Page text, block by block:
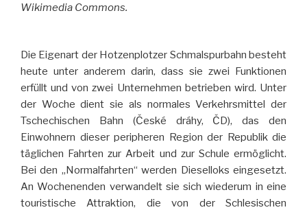
Wikimedia Commons.
Die Eigenart der Hotzenplotzer Schmalspurbahn besteht
heute unter anderem darin, dass sie zwei Funktionen
erfüllt und von zwei Unternehmen betrieben wird. Unter
der Woche dient sie als normales Verkehrsmittel der
Tschechischen Bahn (České dráhy, ČD), das den
Einwohnern dieser peripheren Region der Republik die
täglichen Fahrten zur Arbeit und zur Schule ermöglicht.
Bei den „Normalfahrten“ werden Dieselloks eingesetzt.
An Wochenenden verwandelt sie sich wiederum in eine
touristische Attraktion, die von der Schlesischen